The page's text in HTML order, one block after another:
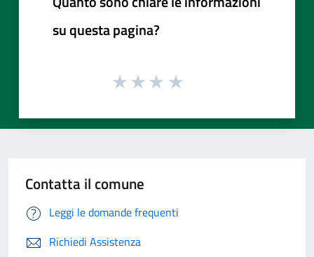
su questa pagina?
Contatta il comune
Leggi le domande frequenti
Richiedi Assistenza